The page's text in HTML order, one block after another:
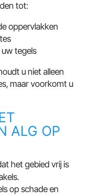
tot:
oppervlakken
tegels
u niet alleen
maar voorkomt u
ALG OP
het gebied vrij is
op schade en